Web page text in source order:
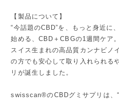
【製品について】
“今話題のCBD”を、もっと身近に
始める、CBD＋CBGの1週間ケア。
スイス生まれの高品質カンナビノ
の方でも安心して取り入れられる
リが誕生しました。
swisscan®のCBDグミサプリは、